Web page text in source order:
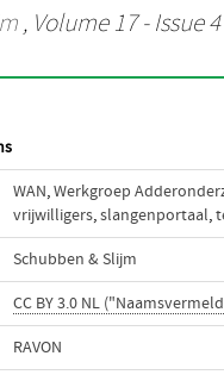
, Volume 17 - Issue
WAN,Werkgroep
vrijwilligers,slangenportaal,
Schubben & Slijm
CC BY 3.0 NL
RAVON